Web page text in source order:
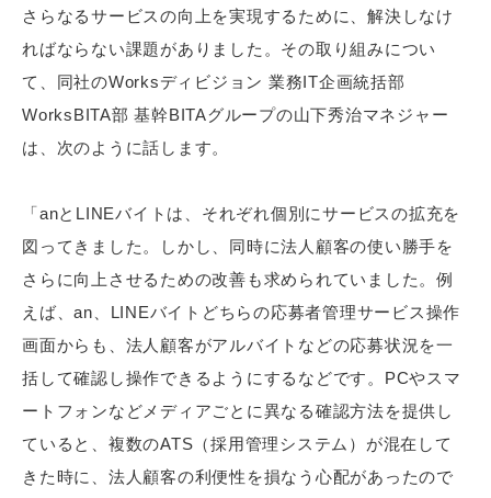
さらなるサービスの向上を実現するために、解決しなけ
ればならない課題がありました。その取り組みについ
て、同社のWorksディビジョン 業務IT企画統括部
WorksBITA部 基幹BITAグループの山下秀治マネジャー
は、次のように話します。
「anとLINEバイトは、それぞれ個別にサービスの拡充を
図ってきました。しかし、同時に法人顧客の使い勝手を
さらに向上させるための改善も求められていました。例
えば、an、LINEバイトどちらの応募者管理サービス操作
画面からも、法人顧客がアルバイトなどの応募状況を一
括して確認し操作できるようにするなどです。PCやスマ
ートフォンなどメディアごとに異なる確認方法を提供し
ていると、複数のATS（採用管理システム）が混在して
きた時に、法人顧客の利便性を損なう心配があったので